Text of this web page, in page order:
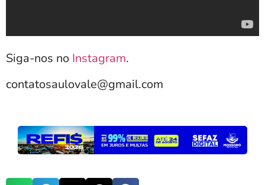
Siga-nos no Instagram.
contatosaulovale@gmail.com